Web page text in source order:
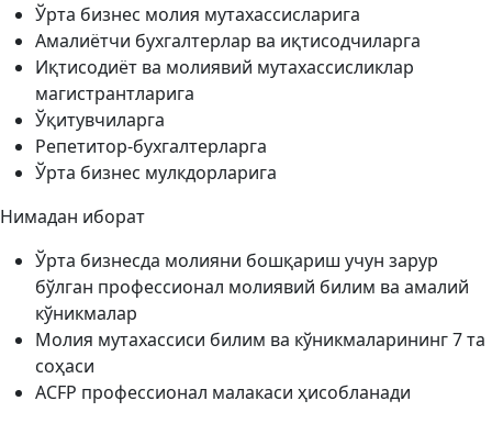
Ўрта бизнес молия мутахассисларига
Амалиётчи бухгалтерлар ва иқтисодчиларга
Иқтисодиёт ва молиявий мутахассисликлар
магистрантларига
Ўқитувчиларга
Репетитор-бухгалтерларга
Ўрта бизнес мулкдорларига
Нимадан иборат
Ўрта бизнесда молияни бошқариш учун зарур
бўлган профессионал молиявий билим ва амалий
кўникмалар
Молия мутахассиси билим ва кўникмаларининг 7 та
соҳаси
ACFP профессионал малакаси ҳисобланади